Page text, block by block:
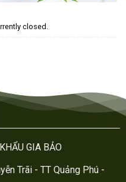
closed.
GIA BẢO
Trãi - TT Quảng Phú -